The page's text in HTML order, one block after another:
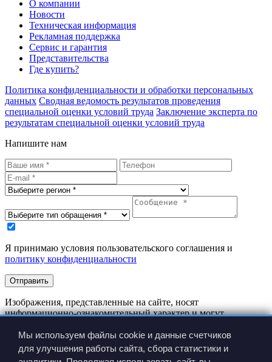
О компании
Новости
Техническая информация
Рекламная поддержка
Сервис и гарантия
Представительства
Где купить?
Политика конфиденциальности и обработки персональных
данных Сводная ведомость результатов проведения
специальной оценки условий труда Заключение эксперта по
результатам специальной оценки условий труда
Напишите нам
Я принимаю условия пользовательского соглашения и
политику конфиденциальности
Отправить
Изображения, представленные на сайте, носят
информационно-ознакомительный характер и могут
Производитель имеет право вносить изменения в
конструкцию изделия без предварительного уведомления.
Мы используем файлы cookie и данные счетчиков
для улучшения работы сайта, сбора статистики и